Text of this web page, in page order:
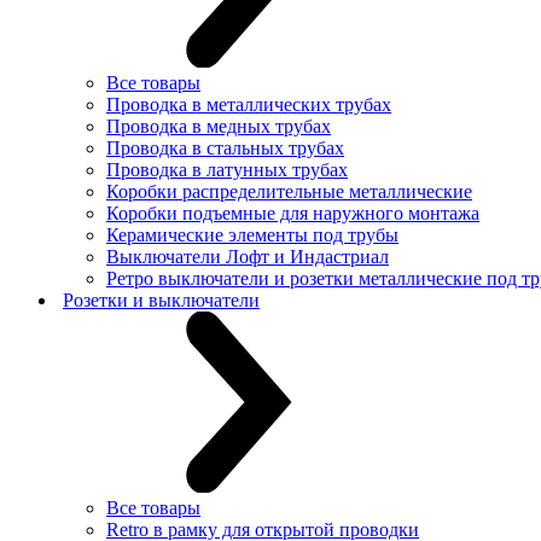
Все товары
Проводка в металлических трубах
Проводка в медных трубах
Проводка в стальных трубах
Проводка в латунных трубах
Коробки распределительные металлические
Коробки подъемные для наружного монтажа
Керамические элементы под трубы
Выключатели Лофт и Индастриал
Ретро выключатели и розетки металлические под
Розетки и выключатели
Все товары
Retro в рамку для открытой проводки